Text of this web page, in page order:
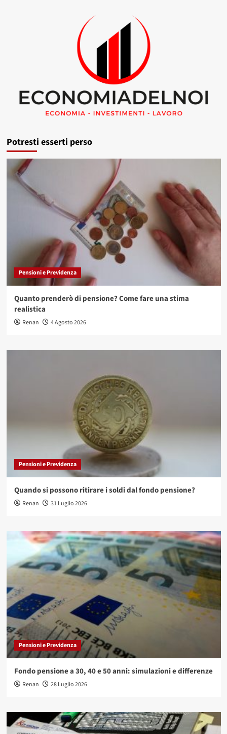
Potresti esserti perso
Pensioni e Previdenza
Quanto prenderò di pensione? Come fare una stima
realistica
Renan 4 Agosto 2026
Pensioni e Previdenza
Quando si possono ritirare i soldi dal fondo pensione?
Renan 31 Luglio 2026
Pensioni e Previdenza
Fondo pensione a 30, 40 e 50 anni: simulazioni e differenze
Renan 28 Luglio 2026